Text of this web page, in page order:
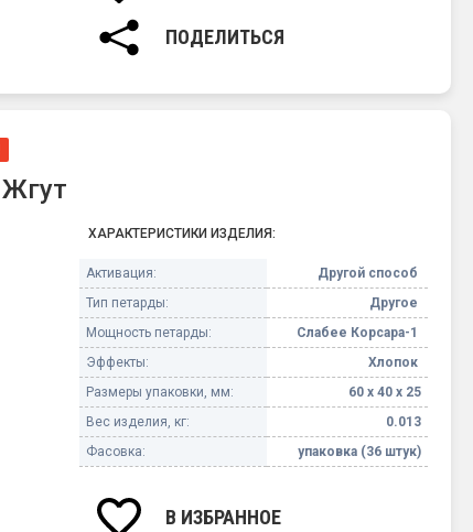
ПОДЕЛИТЬСЯ
ХАРАКТЕРИСТИКИ ИЗДЕЛИЯ:
Активация:
Другой способ
Тип петарды:
Другое
Мощность петарды:
Слабее Корсара-1
Эффекты:
Хлопок
Размеры упаковки, мм:
60 х 40 х 25
Вес изделия, кг:
0.013
Фасовка:
упаковка (36 штук)
В ИЗБРАННОЕ